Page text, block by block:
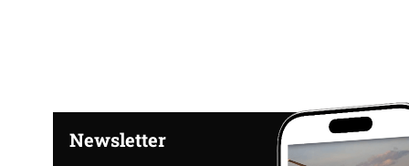
Newsletter